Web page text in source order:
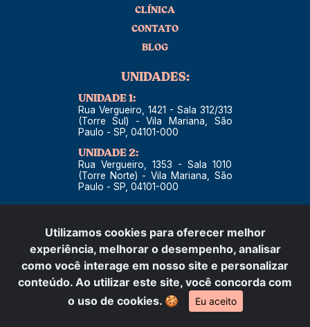
Utilizamos cookies para oferecer melhor
experiência, melhorar o desempenho, analisar
como você interage em nosso site e personalizar
conteúdo. Ao utilizar este site, você concorda com
o uso de cookies. 🍪 Eu aceito
CLÍNICA
CONTATO
BLOG
UNIDADES:
UNIDADE 1:
Rua Vergueiro, 1421 - Sala 312/313
(Torre Sul) - Vila Mariana, São
Paulo - SP, 04101-000
UNIDADE 2:
Rua Vergueiro, 1353 - Sala 1010
(Torre Norte) - Vila Mariana, São
Paulo - SP, 04101-000
TELEFONE:
55 (11) 98924-1939
© Little TEA. Todos os direitos reservados. Desenvolvido por: